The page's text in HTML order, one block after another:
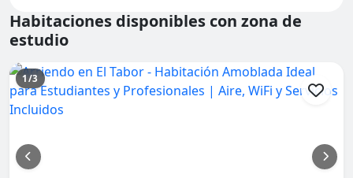
Habitaciones disponibles con zona de
estudio
1/3